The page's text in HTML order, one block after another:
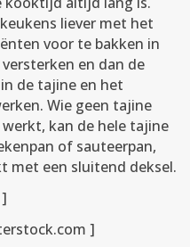
liever met het
voor te bakken in
en dan de
de tajine en het
Wie geen tajine
kan de hele tajine
of sauteerpan,
met een sluitend deksel.
]